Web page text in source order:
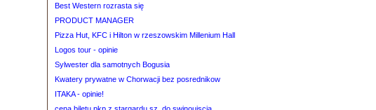
Best Western rozrasta się
PRODUCT MANAGER
Pizza Hut, KFC i Hilton w rzeszowskim Millenium Hall
Logos tour - opinie
Sylwester dla samotnych Bogusia
Kwatery prywatne w Chorwacji bez posrednikow
ITAKA - opinie!